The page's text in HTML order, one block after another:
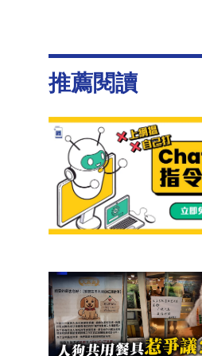
推薦閱讀